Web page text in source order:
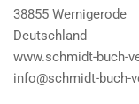
38855 Wernigerode
Deutschland
www.schmidt-buch-
info@schmidt-buch-